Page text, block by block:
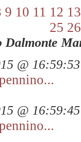
9 10 11 12 13
25 26
@
@